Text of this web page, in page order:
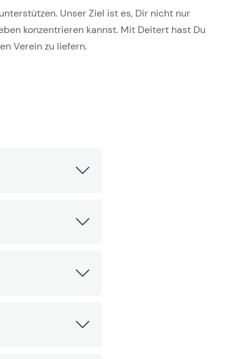
Unser Ziel ist es, Dir nicht nur
konzentrieren kannst. Mit Deitert hast Du
Verein zu liefern.